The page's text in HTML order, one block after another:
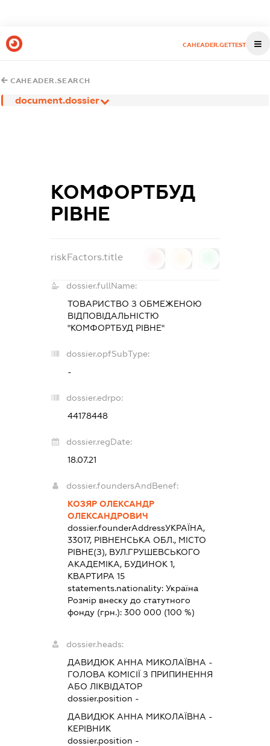
CAHEADER.GETTEST
CAHEADER.SEARCH
document.dossier
КОМФОРТБУД
РІВНЕ
riskFactors.title
dossier.fullName:
ТОВАРИСТВО З ОБМЕЖЕНОЮ
ВІДПОВІДАЛЬНІСТЮ
"КОМФОРТБУД РІВНЕ"
dossier.opfSubType:
-
dossier.edrpo:
44178448
dossier.regDate:
18.07.21
dossier.foundersAndBenef:
КОЗЯР ОЛЕКСАНДР
ОЛЕКСАНДРОВИЧ
dossier.founderAddressУКРАЇНА,
33017, РІВНЕНСЬКА ОБЛ., МІСТО
РІВНЕ(З), ВУЛ.ГРУШЕВСЬКОГО
АКАДЕМІКА, БУДИНОК 1,
КВАРТИРА 15
statements.nationality: Україна
Розмір внеску до статутного
фонду (грн.): 300 000 (100 %)
dossier.heads:
ДАВИДЮК АННА МИКОЛАЇВНА -
ГОЛОВА КОМІСІЇ З ПРИПИНЕННЯ
АБО ЛІКВІДАТОР
dossier.position -
ДАВИДЮК АННА МИКОЛАЇВНА -
КЕРІВНИК
dossier.position -